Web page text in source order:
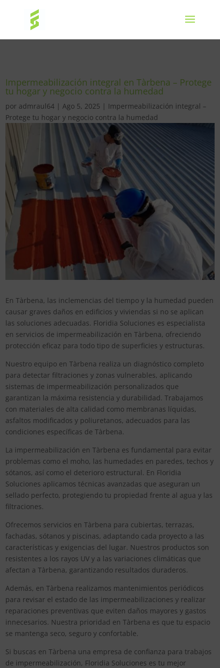
Impermeabilización integral en Tàrbena – Protege
tu hogar y negocio contra la humedad
por admraul64 |Ago 5, 2025 | Impermeabilización integral –
Protege tu hogar y negocio contra la humedad
En Tàrbena, las inclemencias del tiempo y la humedad pueden
causar graves daños en edificios y viviendas si no se aplican
las soluciones adecuadas. Floridia Soluciones es especialista
en servicios de impermeabilización en Tàrbena, ofreciendo
protección eficaz para todo tipo de superficies y estructuras.
Nuestro equipo en Tàrbena realiza un diagnóstico completo
para detectar filtraciones y zonas vulnerables, aplicando
sistemas de impermeabilización personalizados que
garantizan la máxima resistencia y durabilidad. Trabajamos
con materiales de alta calidad como membranas líquidas,
asfaltos modificados y poliuretanos, adecuados para las
condiciones específicas de Tàrbena.
La impermeabilización en Tàrbena es fundamental para evitar
problemas como el moho, las humedades en paredes, techos y
sótanos, así como el deterioro estructural. En Floridia
Soluciones aplicamos técnicas avanzadas que aseguran un
sellado perfecto, protegiendo tu propiedad frente al agua y las
filtraciones.
Ofrecemos servicios en Tàrbena para cubiertas, terrazas,
fachadas, sótanos y piscinas, adaptando cada proyecto a las
características y exigencias del lugar. Nuestros productos son
resistentes a los rayos UV y a las variaciones climáticas que
afectan a Tàrbena, garantizando resultados duraderos.
Además, en Tàrbena realizamos mantenimientos periódicos
para revisar el estado de las impermeabilizaciones y realizar
reparaciones preventivas que eviten daños mayores y gastos
innecesarios. Nuestra prioridad en Tàrbena es que tu espacio
se mantenga seco, seguro y confortable.
Si buscas en Tàrbena una empresa de confianza para trabajos
de impermeabilización, Floridia Soluciones es tu mejor